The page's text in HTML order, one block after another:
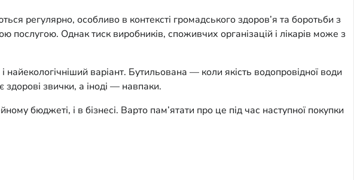
регулярно, особливо в контексті громадського здоров’я та боротьби з
Однак тиск виробників, споживчих організацій і лікарів може з
варіант. Бутильована — коли якість водопровідної води
здорові звички, а іноді — навпаки.
бюджеті, і в бізнесі. Варто пам’ятати про це під час наступної покупки